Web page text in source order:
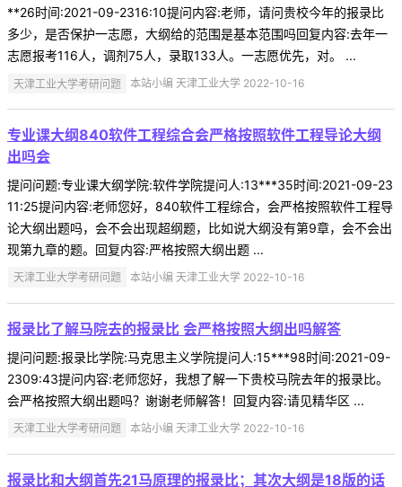
**26时间:2021-09-2316:10提问内容:老师，请问贵校今年的报录比
多少，是否保护一志愿，大纲给的范围是基本范围吗回复内容:去年一
志愿报考116人，调剂75人，录取133人。一志愿优先，对。 ...
天津工业大学考研问题 本站小编 天津工业大学 2022-10-16
专业课大纲840软件工程综合会严格按照软件工程导论大纲
出吗会
提问问题:专业课大纲学院:软件学院提问人:13***35时间:2021-09-23
11:25提问内容:老师您好，840软件工程综合，会严格按照软件工程导
论大纲出题吗，会不会出现超纲题，比如说大纲没有第9章，会不会出
现第九章的题。回复内容:严格按照大纲出题 ...
天津工业大学考研问题 本站小编 天津工业大学 2022-10-16
报录比了解马院去的报录比 会严格按照大纲出吗解答
提问问题:报录比学院:马克思主义学院提问人:15***98时间:2021-09-
2309:43提问内容:老师您好，我想了解一下贵校马院去年的报录比。
会严格按照大纲出题吗？谢谢老师解答！回复内容:请见精华区 ...
天津工业大学考研问题 本站小编 天津工业大学 2022-10-16
报录比和大纲首先21马原理的报录比；其次大纲是18版的话